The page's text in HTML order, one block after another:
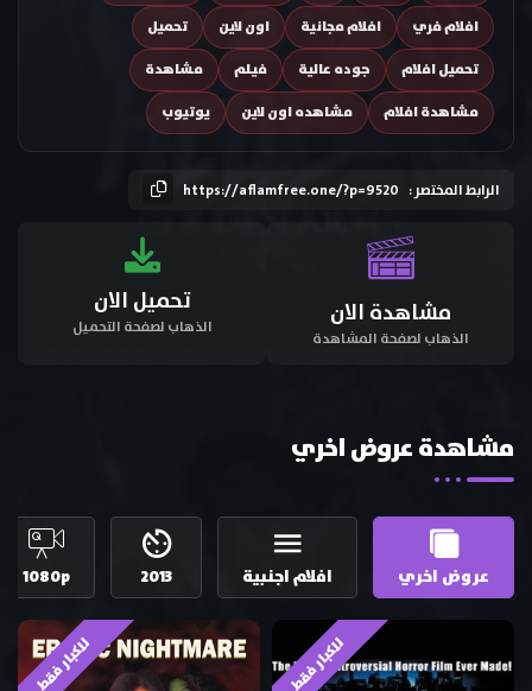
افلام فري
افلام مجانية اون لاين
تحميل
تحميل افلام
جوده عالية فيلم
مشاهدة
مشاهدة افلام
مشاهده اون لاين يوتيوب
الرابط المختصر : https://aflamfree.one/?p=9520
مشاهدة الان
الذهاب لصفحة المشاهدة
تحميل الان
الذهاب لصفحة التحميل
مشاهدة عروض اخري
عروض اخري افلام اجنبية 2013
1080p
للكبار فقط للكبار فقط